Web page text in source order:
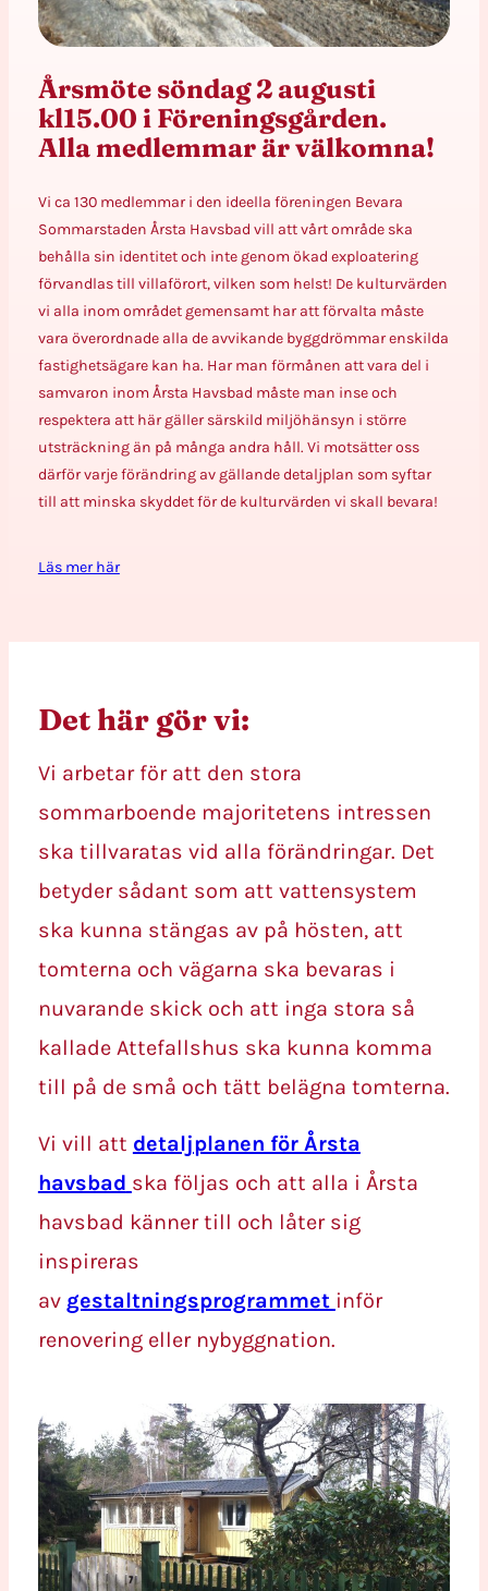
Årsmötesöndag 2 augusti
kl15.00 i Föreningsgården.
Alla medlemmar är välkomna!
Vi ca 130 medlemmar i den ideella föreningen Bevara
Sommarstaden Årsta Havsbad vill att vårt område ska
behålla sin identitet och inte genom ökad exploatering
förvandlas till villaförort, vilken som helst! De kulturvärden
vi alla inom området gemensamt har att förvalta måste
vara överordnade alla de avvikande byggdrömmar enskilda
fastighetsägare kan ha. Har man förmånen att vara del i
samvaron inom Årsta Havsbad måste man inse och
respektera att här gäller särskild miljöhänsyn i större
utsträckning än på många andra håll. Vi motsätter oss
därför varje förändring av gällande detaljplan som syftar
till att minska skyddet för de kulturvärden vi skall bevara!
Läs mer här
Det här gör vi:
Vi arbetar för att den stora
sommarboende majoritetens intressen
ska tillvaratas vid alla förändringar. Det
betyder sådant som att vattensystem
ska kunna stängas av på hösten, att
tomterna och vägarna ska bevaras i
nuvarande skick och att inga stora så
kallade Attefallshus ska kunna komma
till på de små och tätt belägna tomterna.
Vi vill att detaljplanen för Årsta
havsbad ska följas och att alla i Årsta
havsbad känner till och låter sig
inspireras
av gestaltningsprogrammet inför
renovering eller nybyggnation.